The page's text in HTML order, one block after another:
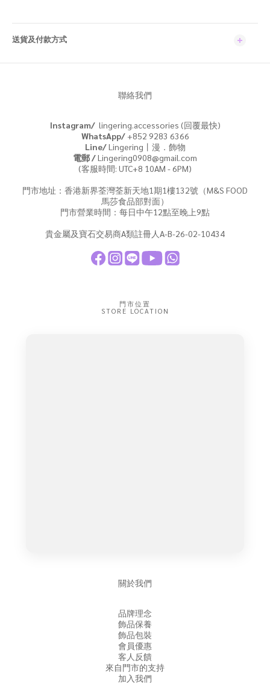
送貨及付款方式
聯絡我們
Instagram/ lingering.accessories (回覆最快)
WhatsApp/+852 9283 6366
Line/Lingering丨漫．飾物
電郵 /Lingering0908@gmail.com
(客服時間: UTC+8 10AM - 6PM)
門市地址：香港新界荃灣荃新天地1期1樓132號（M&S FOOD
馬莎食品部對面）
門市營業時間：每日中午12點至晚上9點
貴金屬及寶石交易商A類註冊人A-B-26-02-10434
門市位置
STORE LOCATION
關於我們
品牌理念
飾品保養
飾品包裝
會員優惠
客人反饋
來自門市的支持
加入我們